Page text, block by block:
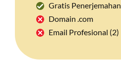
Gratis Penerjemahan
Domain .com
Email Profesional (2)